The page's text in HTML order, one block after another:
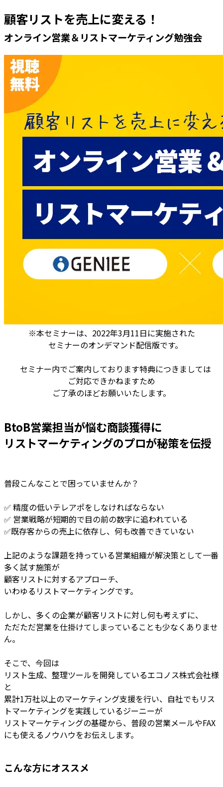
顧客リストを売上に変える！
オンライン営業＆リストマーケティング勉強会
※本セミナーは、2022年3月11日に実施された
セミナーのオンデマンド配信版です。
セミナー内でご案内しております特典につきましては
ご対応できかねますため
ご了承のほどお願いいたします。
BtoB営業担当が悩む商談獲得に
リストマーケティングのプロが秘策を伝授
普段こんなことで困っていませんか？
✅ 精度の低いテレアポをしなければならない
✅ 営業戦略が短期的で目の前の数字に追われている
✅既存客からの売上に依存し、何も改善できていない
上記のような課題を持っている営業組織が解決策として一番
多く試す施策が
顧客リストに対するアプローチ、
いわゆるリストマーケティングです。
しかし、多くの企業が顧客リストに対し何も考えずに、
ただただ営業を仕掛けてしまっていることも少なくありませ
ん。
そこで、今回は
リスト生成、整理ツールを開発しているエコノス株式会社様
と
累計1万社以上のマーケティング支援を行い、自社でもリス
トマーケティングを実践しているジーニーが
リストマーケティングの基礎から、普段の営業メールやFAX
にも使えるノウハウをお伝えします。
こんな方にオススメ